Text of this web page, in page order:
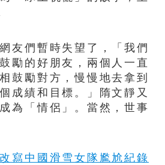
們暫時失望了，「我們
勵的好朋友，兩個人一直
鼓勵對方，慢慢地去拿到
成績和目標。」隋文靜又
為「情侶」。當然，世事
改寫中國滑雪女隊尷尬紀錄